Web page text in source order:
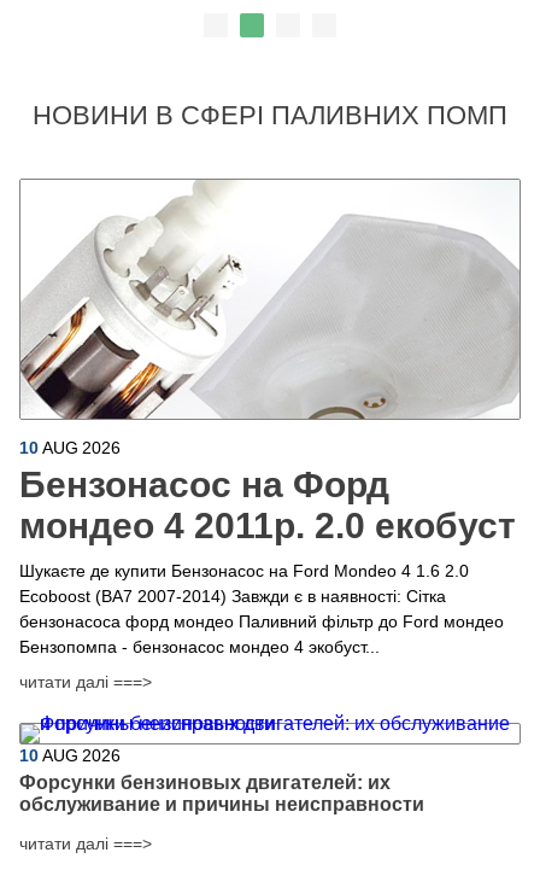
НОВИНИ В СФЕРІ ПАЛИВНИХ ПОМП
10AUG 2026
Бензонасос на Форд
мондео 4 2011р. 2.0 екобуст
Шукаєте де купити Бензонасос на Ford Mondeo 4 1.6 2.0
Ecoboost (BA7 2007-2014) Завжди є в наявності: Сітка
бензонасоса форд мондео Паливний фільтр до Ford мондео
Бензопомпа - бензонасос мондео 4 экобуст...
читати далі ===>
10AUG 2026
Форсунки бензиновых двигателей: их
обслуживание и причины неисправности
читати далі ===>